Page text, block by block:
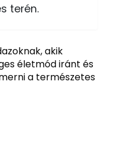
terén.
akik
életmód iránt és
a természetes